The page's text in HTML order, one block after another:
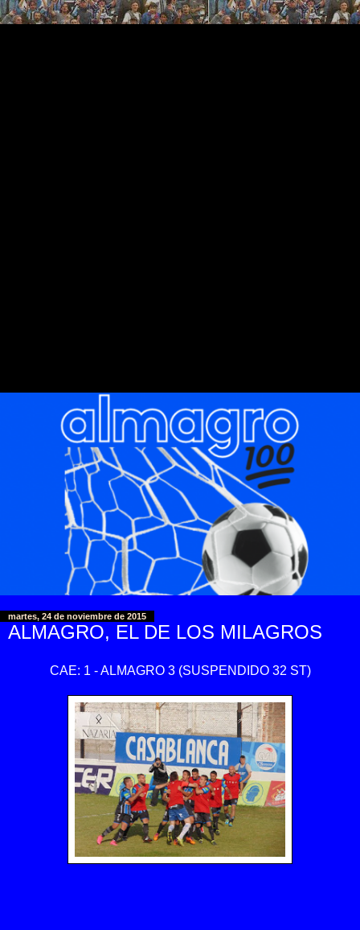
martes, 24 de noviembre de 2015
ALMAGRO, EL DE LOS MILAGROS
CAE: 1 - ALMAGRO 3 (SUSPENDIDO 32 ST)